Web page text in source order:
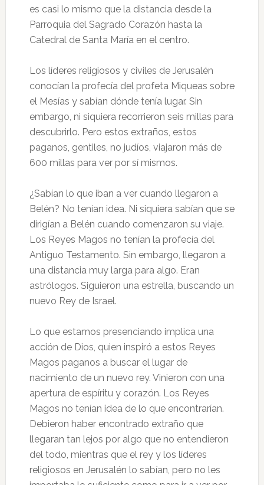
es casi lo mismo que la distancia desde la
Parroquia del Sagrado Corazón hasta la
Catedral de Santa María en el centro.
Los líderes religiosos y civiles de Jerusalén
conocían la profecía del profeta Miqueas sobre
el Mesías y sabían dónde tenía lugar. Sin
embargo, ni siquiera recorrieron seis millas para
descubrirlo. Pero estos extraños, estos
paganos, gentiles, no judíos, viajaron más de
600 millas para ver por sí mismos.
¿Sabían lo que iban a ver cuando llegaron a
Belén? No tenían idea. Ni siquiera sabían que se
dirigían a Belén cuando comenzaron su viaje.
Los Reyes Magos no tenían la profecía del
Antiguo Testamento. Sin embargo, llegaron a
una distancia muy larga para algo. Eran
astrólogos. Siguieron una estrella, buscando un
nuevo Rey de Israel.
Lo que estamos presenciando implica una
acción de Dios, quien inspiró a estos Reyes
Magos paganos a buscar el lugar de
nacimiento de un nuevo rey. Vinieron con una
apertura de espíritu y corazón. Los Reyes
Magos no tenían idea de lo que encontrarían.
Debieron haber encontrado extraño que
llegaran tan lejos por algo que no entendieron
del todo, mientras que el rey y los líderes
religiosos en Jerusalén lo sabían, pero no les